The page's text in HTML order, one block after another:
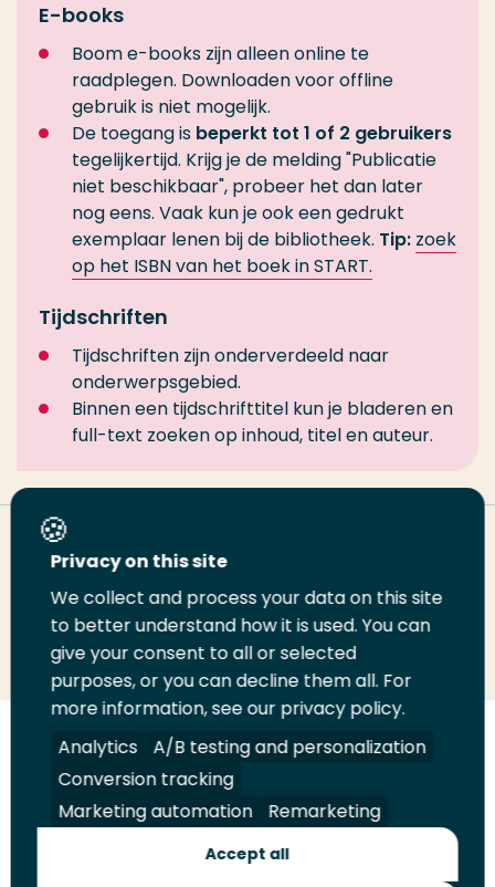
E-books
Boom e-books zijn alleen online te
raadplegen. Downloaden voor offline
gebruik is niet mogelijk.
De toegang is beperkt tot 1 of 2 gebruikers
tegelijkertijd. Krijg je de melding "Publicatie
niet beschikbaar", probeer het dan later
nog eens. Vaak kun je ook een gedrukt
exemplaar lenen bij de bibliotheek. Tip: zoek
op het ISBN van het boek in START.
Tijdschriften
Tijdschriften zijn onderverdeeld naar
onderwerpsgebied.
Binnen een tijdschrifttitel kun je bladeren en
full-text zoeken op inhoud, titel en auteur.
Deel deze pagina
Deel
LinkedIn
Deel
op
Twitter
Deel
op
Facebook
Email
deze
pagina
Print
deze
pagina
Volg
ons
op
LinkedIn
Volg
ons
op
Facebook
Volg
ons
op
YouTube
Volg
ons
op
Instagram
Juridisch Security A-Z Index
Contact
Privacy on this site
We collect and process your data on this site
to better understand how it is used. You can
give your consent to all or selected
purposes, or you can decline them all. For
more information, see our privacy policy.
Analytics
A/B testing and personalization
Conversion tracking
Marketing automation
Remarketing
Accept all